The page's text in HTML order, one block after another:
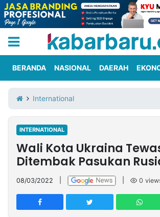
Iklan
Berita
Kami
Nasional
International
Olahraga
Entertainment
Daerah
Pariwisata
Kuliner
Kolom
Network
PT
BERANDA NASIONAL DAERAH
International
INTERNATIONAL
Wali Kota Ukraina
Ditembak Pasukan
08/03/2022 0